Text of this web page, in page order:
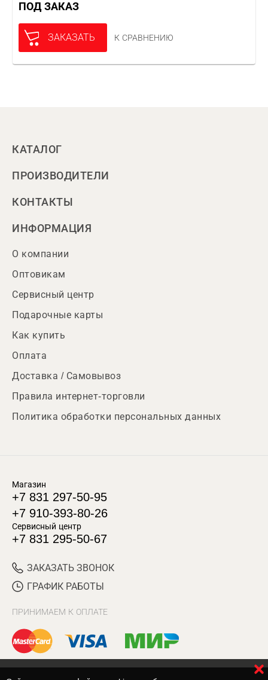
ПОД ЗАКАЗ
ЗАКАЗАТЬ К СРАВНЕНИЮ
КАТАЛОГ
ПРОИЗВОДИТЕЛИ
КОНТАКТЫ
ИНФОРМАЦИЯ
О компании
Оптовикам
Сервисный центр
Подарочные карты
Как купить
Оплата
Доставка / Самовывоз
Правила интернет-торговли
Политика обработки персональных данных
Магазин
+7 831 297-50-95
+7 910-393-80-26
Сервисный центр
+7 831 295-50-67
ЗАКАЗАТЬ ЗВОНОК
ГРАФИК РАБОТЫ
ПРИНИМАЕМ К ОПЛАТЕ